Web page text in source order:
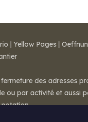
| Yellow Pages |
des adresses
ou par activité et aussi